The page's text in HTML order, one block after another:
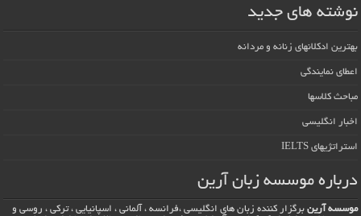
نوشته های جدید
بهترین ادکلانهای زنانه و مردانه
اعطای نمایندگی
مباحث کلاسها
اخبار انگلیسی
استراتژیهای IELTS
درباره موسسه زبان آرین
موسسه آرین برگزار کننده زبان های انگلیسی ،فرانسه ، آلمانی ، اسپانیایی ، ترکی ، روسی و